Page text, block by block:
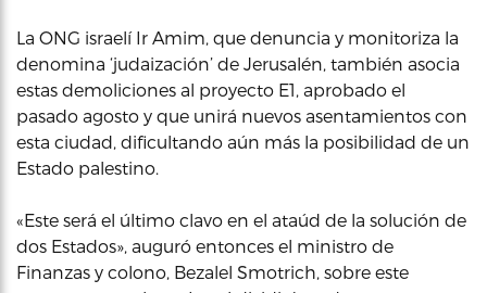
La ONG israelí Ir Amim, que denuncia y monitoriza la
denomina ‘judaización’ de Jerusalén, también asocia
estas demoliciones al proyecto E1, aprobado el
pasado agosto y que unirá nuevos asentamientos con
esta ciudad, dificultando aún más la posibilidad de un
Estado palestino.
«Este será el último clavo en el ataúd de la solución de
dos Estados», auguró entonces el ministro de
Finanzas y colono, Bezalel Smotrich, sobre este